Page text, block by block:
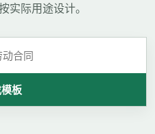
实际用途设计。
板